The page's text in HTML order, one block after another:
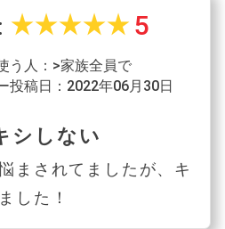
star_ratestar_ratestar_ratestar_ratestar_rate 5
う人：>家族全員で
投稿日：2022年06月30日
シしない
まされてましたが、キ
した！